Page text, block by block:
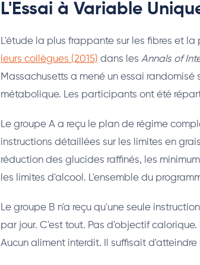
L'Essai à Variable
L'étude la plus frappante sur les fibres et
leurs collègues (2015) dans les Annals of
Massachusetts a mené un essai
métabolique. Les participants ont été
Le groupe A a reçu le plan de régime
instructions détaillées sur les limites en
réduction des glucides raffinés, les
les limites d'alcool. L'ensemble du
Le groupe B n'a reçu qu'une seule
par jour. C'est tout. Pas d'objectif
Aucun aliment interdit. Il suffisait d'atteindre